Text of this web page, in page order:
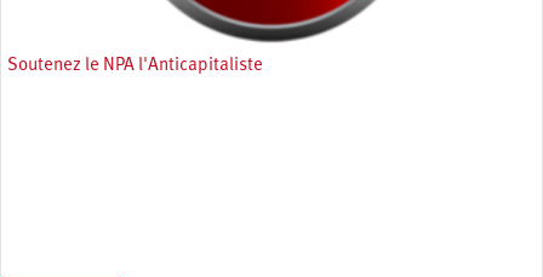
Soutenez le NPA l'Anticapitaliste